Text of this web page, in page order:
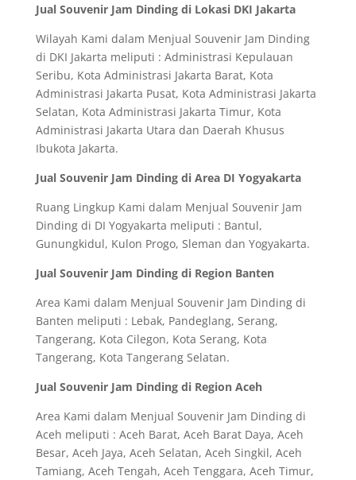
Jual Souvenir Jam Dinding di Lokasi DKI Jakarta
Wilayah Kami dalam Menjual Souvenir Jam Dinding
di DKI Jakarta meliputi : Administrasi Kepulauan
Seribu, Kota Administrasi Jakarta Barat, Kota
Administrasi Jakarta Pusat, Kota Administrasi Jakarta
Selatan, Kota Administrasi Jakarta Timur, Kota
Administrasi Jakarta Utara dan Daerah Khusus
Ibukota Jakarta.
Jual Souvenir Jam Dinding di Area DI Yogyakarta
Ruang Lingkup Kami dalam Menjual Souvenir Jam
Dinding di DI Yogyakarta meliputi : Bantul,
Gunungkidul, Kulon Progo, Sleman dan Yogyakarta.
Jual Souvenir Jam Dinding di Region Banten
Area Kami dalam Menjual Souvenir Jam Dinding di
Banten meliputi : Lebak, Pandeglang, Serang,
Tangerang, Kota Cilegon, Kota Serang, Kota
Tangerang, Kota Tangerang Selatan.
Jual Souvenir Jam Dinding di Region Aceh
Area Kami dalam Menjual Souvenir Jam Dinding di
Aceh meliputi : Aceh Barat, Aceh Barat Daya, Aceh
Besar, Aceh Jaya, Aceh Selatan, Aceh Singkil, Aceh
Tamiang, Aceh Tengah, Aceh Tenggara, Aceh Timur,